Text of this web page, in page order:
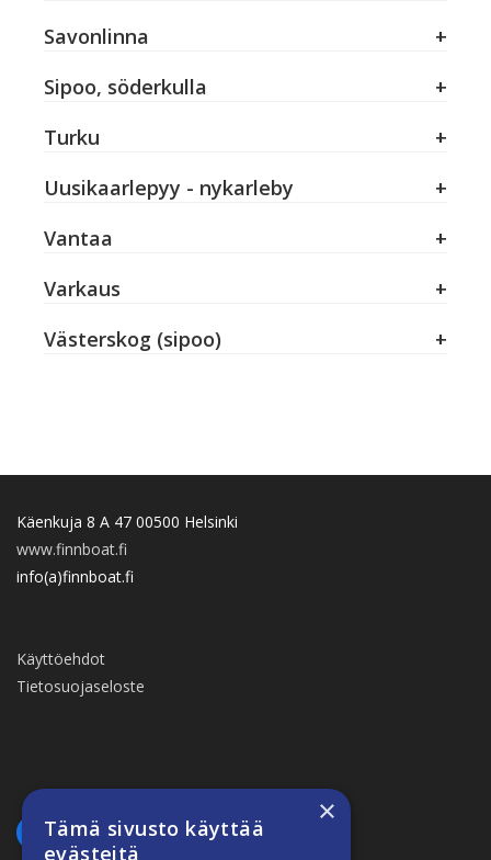
Savonlinna
Sipoo, söderkulla
Turku
Uusikaarlepyy - nykarleby
Vantaa
Varkaus
Västerskog (sipoo)
Käenkuja 8 A 47 00500 Helsinki
www.finnboat.fi
info(a)finnboat.fi
Käyttöehdot
Tietosuojaseloste
×
Tämä sivusto käyttää
evästeitä